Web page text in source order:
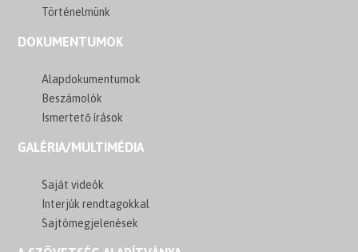
Történelmünk
DOKUMENTUMOK
Alapdokumentumok
Beszámolók
Ismertető írások
GALÉRIA/MULTIMÉDIA
Saját videók
Interjúk rendtagokkal
Sajtómegjelenések